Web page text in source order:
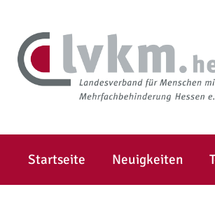
Startseite Neuigkeiten